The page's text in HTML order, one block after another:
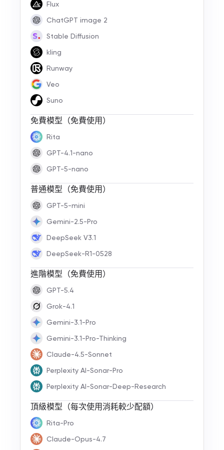
Flux
ChatGPT image 2
Stable Diffusion
kling
Runway
Veo
Suno
免費模型（免費使用）
Rita
GPT-4.1-nano
GPT-5-nano
普通模型（免費使用）
GPT-5-mini
Gemini-2.5-Pro
DeepSeek V3.1
DeepSeek-R1-0528
進階模型（免費使用）
GPT-5.4
Grok-4.1
Gemini-3.1-Pro
Gemini-3.1-Pro-Thinking
Claude-4.5-Sonnet
Perplexity AI-Sonar-Pro
Perplexity AI-Sonar-Deep-Research
頂級模型（每次使用消耗較少配額）
Rita-Pro
Claude-Opus-4.7